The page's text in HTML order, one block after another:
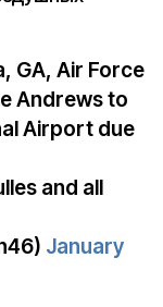
GA, Air Force
Andrews to
Airport due
and all
January